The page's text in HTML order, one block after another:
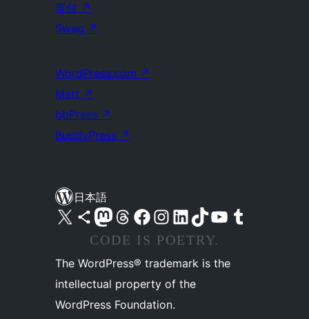
寄付 ↗
Swag ↗
WordPress.com ↗
Matt ↗
bbPress ↗
BuddyPress ↗
日本語
X (旧 Twitter) アカウントへ Bluesky アカウントへ Mastodon アカウントへ Threads アカウントへ Facebook ページへ Instagram アカウントへ LinkedIn アカウントへTikTok アカウントへ YouTube チャンネルへ Tumblr アカウントへ
CODE IS POETRY.
The WordPress® trademark is the
intellectual property of the
WordPress Foundation.